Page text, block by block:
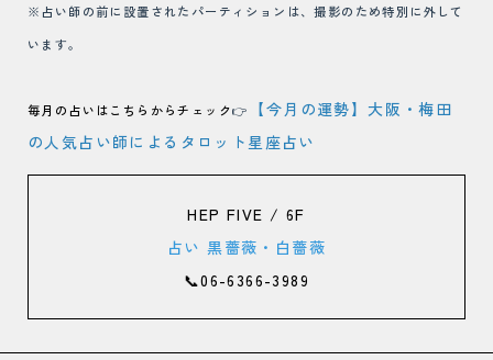
※占い師の前に設置されたパーティションは、撮影のため特別に外して
います。
毎月の占いはこちらからチェック👉
【今月の運勢】大阪・梅田
の人気占い師によるタロット星座占い
HEP FIVE / 6F
占い 黒薔薇・白薔薇
📞06-6366-3989